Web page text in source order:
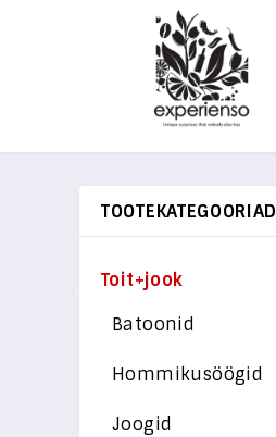
TOOTEKATEGOORIAD
Toit+jook
Batoonid
Hommikusöögid
Joogid